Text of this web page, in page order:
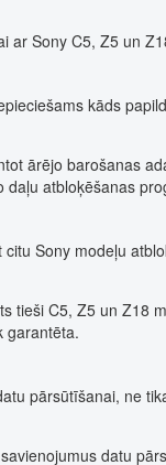
ar Sony C5, Z5 un
kāds
ārējo barošanas
daļu atbloķēšanas
Sony modeļu
tieši C5, Z5 un Z18
garantēta.
pārsūtīšanai, ne
datu